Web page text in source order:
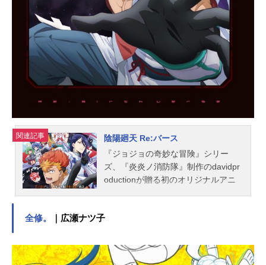
今、幕を開ける！LET'SPARTY！！
作品名異世界スーサイド・スクワッ
ド放送形態TVアニメスケジュール20
24年7月5日（金）〜2024年9月6日
（金）TOKYOMX・BS11・ABEMAア
ニメSPECIAL3チャンネルにて話数全
10話キャストハーレイ・クイン：永
関連記事
陰陽廻天 Re:バース
『ジョジョの奇妙な冒険』シリー
ズ、『炎炎ノ消防隊』制作のdavidpr
oductionが贈る初のオリジナルアニ
動！！絶対ェ助け出す！異世界だろ
ず1人孤独に喧嘩に明け暮れるヤンキ
ー高校生・業平猛（なりひらたけ
全修。 ｜広瀬ナツ子